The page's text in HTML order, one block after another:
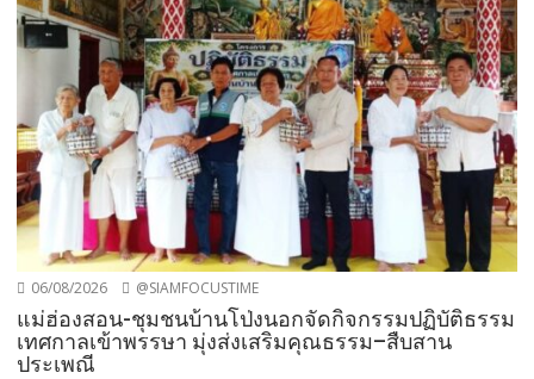
06/08/2026 @SIAMFOCUSTIME
แม่ฮ่องสอน-ชุมชนบ้านโป่งนอกจัดกิจกรรมปฏิบัติธรรม
เทศกาลเข้าพรรษา มุ่งส่งเสริมคุณธรรม–สืบสาน
ประเพณี